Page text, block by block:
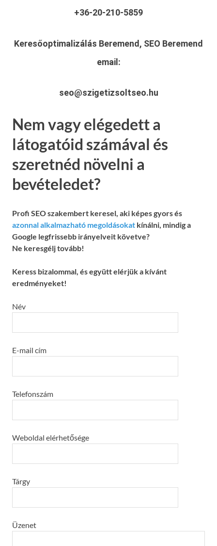
+36-20-210-5859
Keresőoptimalizálás Beremend, SEO Beremend
email:
seo@szigetizsoltseo.hu
Nem vagy elégedett a
látogatóid számával és
szeretnéd növelni a
bevételedet?
Profi SEO szakembert keresel, aki képes gyors és
azonnal alkalmazható megoldásokat kínálni, mindig a
Google legfrissebb irányelveit követve?
Ne keresgélj tovább!
Keress bizalommal, és együtt elérjük a kívánt
eredményeket!
Név
E-mail cím
Telefonszám
Weboldal elérhetősége
Tárgy
Üzenet